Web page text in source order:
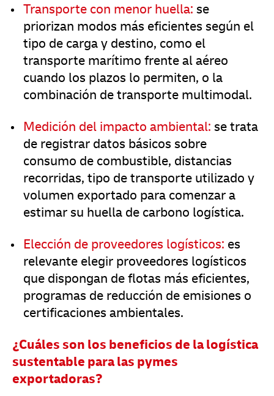
Transporte con menor huella: se
priorizan modos más eficientes según el
tipo de carga y destino, como el
transporte marítimo frente al aéreo
cuando los plazos lo permiten, o la
combinación de transporte multimodal.
Medición del impacto ambiental: se trata
de registrar datos básicos sobre
consumo de combustible, distancias
recorridas, tipo de transporte utilizado y
volumen exportado para comenzar a
estimar su huella de carbono logística.
Elección de proveedores logísticos: es
relevante elegir proveedores logísticos
que dispongan de flotas más eficientes,
programas de reducción de emisiones o
certificaciones ambientales.
¿Cuáles son los beneficios de la logística
sustentable para las pymes
exportadoras?